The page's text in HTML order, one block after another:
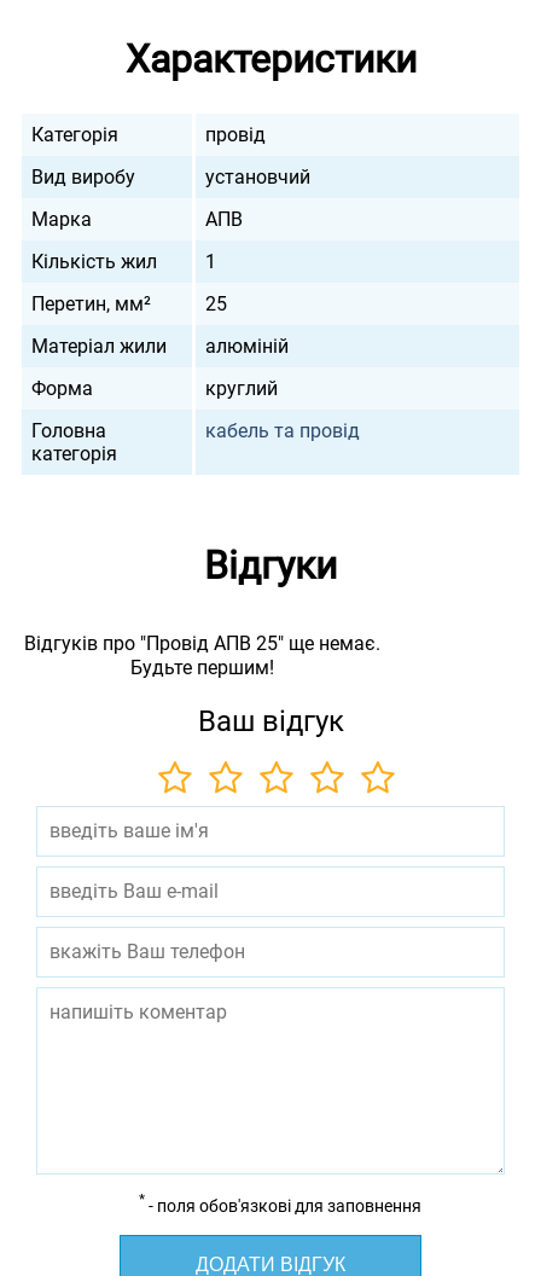
Характеристики
Категорія
провід
Вид виробу
установчий
Марка
АПВ
Кількість жил
1
Перетин, мм²
25
Матеріал жили
алюміній
Форма
круглий
Головна
категорія
кабель та провід
Відгуки
Відгуків про "Провід АПВ 25" ще немає.
Будьте першим!
Ваш відгук
* - поля обов'язкові для заповнення
ДОДАТИ ВІДГУК